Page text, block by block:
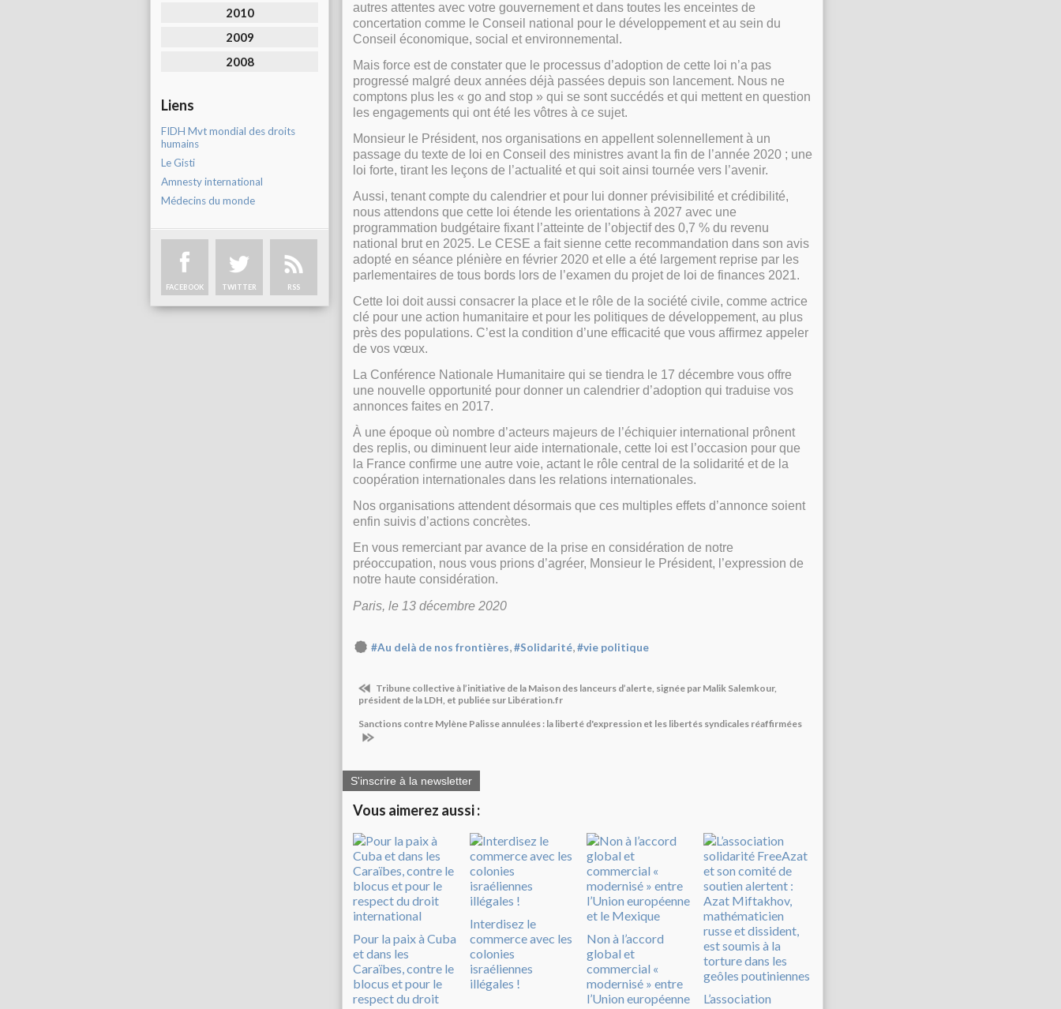
2010
2009
2008
Liens
FIDH Mvt mondial des droits
humains
Le Gisti
Amnesty international
Médecins du monde
FACEBOOK TWITTER RSS
autres attentes avec votre gouvernement et dans toutes les enceintes de
concertation comme le Conseil national pour le développement et au sein du
Conseil économique, social et environnemental.
Mais force est de constater que le processus d’adoption de cette loi n’a pas
progressé malgré deux années déjà passées depuis son lancement. Nous ne
comptons plus les « go and stop » qui se sont succédés et qui mettent en question
les engagements qui ont été les vôtres à ce sujet.
Monsieur le Président, nos organisations en appellent solennellement à un
passage du texte de loi en Conseil des ministres avant la fin de l’année 2020 ; une
loi forte, tirant les leçons de l’actualité et qui soit ainsi tournée vers l’avenir.
Aussi, tenant compte du calendrier et pour lui donner prévisibilité et crédibilité,
nous attendons que cette loi étende les orientations à 2027 avec une
programmation budgétaire fixant l’atteinte de l’objectif des 0,7 % du revenu
national brut en 2025. Le CESE a fait sienne cette recommandation dans son avis
adopté en séance plénière en février 2020 et elle a été largement reprise par les
parlementaires de tous bords lors de l’examen du projet de loi de finances 2021.
Cette loi doit aussi consacrer la place et le rôle de la société civile, comme actrice
clé pour une action humanitaire et pour les politiques de développement, au plus
près des populations. C’est la condition d’une efficacité que vous affirmez appeler
de vos vœux.
La Conférence Nationale Humanitaire qui se tiendra le 17 décembre vous offre
une nouvelle opportunité pour donner un calendrier d’adoption qui traduise vos
annonces faites en 2017.
À une époque où nombre d’acteurs majeurs de l’échiquier international prônent
des replis, ou diminuent leur aide internationale, cette loi est l’occasion pour que
la France confirme une autre voie, actant le rôle central de la solidarité et de la
coopération internationales dans les relations internationales.
Nos organisations attendent désormais que ces multiples effets d’annonce soient
enfin suivis d’actions concrètes.
En vous remerciant par avance de la prise en considération de notre
préoccupation, nous vous prions d’agréer, Monsieur le Président, l’expression de
notre haute considération.
Paris, le 13 décembre 2020
#Au delà de nos frontières,#Solidarité,#vie politique
Tribune collective à l’initiative de la Maison des lanceurs d’alerte, signée par Malik Salemkour,
président de la LDH, et publiée sur Libération.fr
Sanctions contre Mylène Palisse annulées : la liberté d'expression et les libertés syndicales réaffirmées
S'inscrire à la newsletter
Vous aimerez aussi :
Pour la paix à Cuba
et dans les
Caraïbes, contre le
blocus et pour le
respect du droit
Interdisez le
commerce avec les
colonies
israéliennes
illégales !
Non à l’accord
global et
commercial «
modernisé » entre
l’Union européenne
L’association